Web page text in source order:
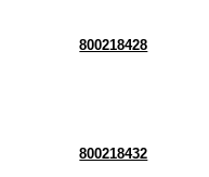
800218428
800218432